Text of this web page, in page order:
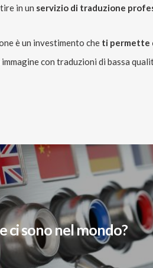
in un servizio di traduzione
è un investimento che ti permette
con traduzioni di bassa
ci sono nel mondo?